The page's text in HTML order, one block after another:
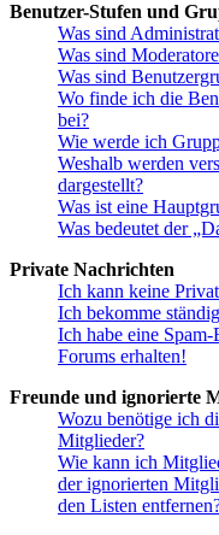
Benutzer-Stufen und
Was sind
Was sind
Was sind
Wo finde ich die
bei?
Wie werde ich
Weshalb werden
dargestellt?
Was ist eine
Was bedeutet der
Private Nachrichten
Ich kann keine
Ich bekomme
Ich habe eine
Forums erhalten!
Freunde und ignorierte
Wozu benötige ich
Mitglieder?
Wie kann ich
der ignorierten
den Listen